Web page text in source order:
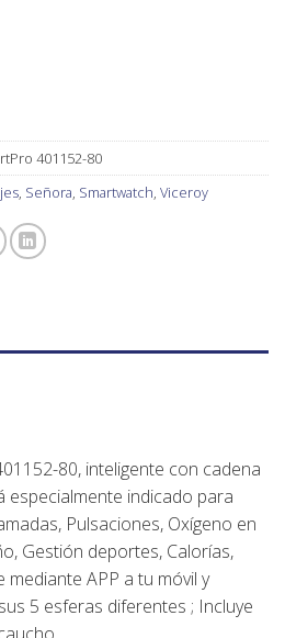
401152-80
, Señora, Smartwatch, Viceroy
80, inteligente con cadena
indicado para
Pulsaciones, Oxígeno en
Gestión deportes, Calorías,
APP a tu móvil y
5 esferas diferentes ; Incluye